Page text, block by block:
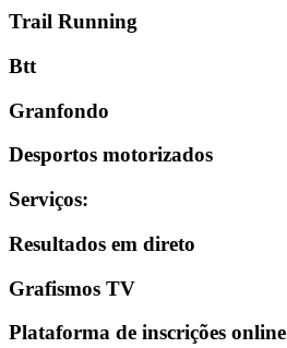
Trail Running
Btt
Granfondo
Desportos motorizados
Serviços:
Resultados em direto
Grafismos TV
Plataforma de inscrições online